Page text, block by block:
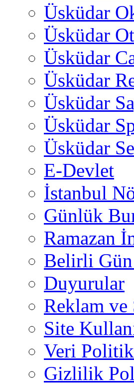
Üsküdar
Üsküdar
Üsküdar
Üsküdar
Üsküdar
Üsküdar
Üsküdar
E-Devlet
İstanbul
Günlük
Ramazan
Belirli
Duyurular
Reklam
Site
Veri
Gizlilik